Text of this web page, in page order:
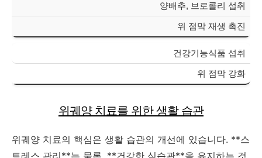
양배추, 브로콜리 섭취
위 점막 재생 촉진
건강기능식품 섭취
위 점막 강화
위궤양 치료를 위한 생활 습관
위궤양 치료의 핵심은 생활 습관의 개선에 있습니다. **스
트레스 관리**는 물론, **건강한 식습관**을 유지하는 것